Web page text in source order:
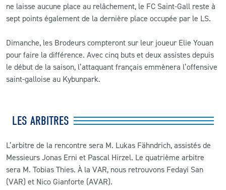
ne laisse aucune place au relâchement, le FC Saint-Gall reste à
sept points également de la dernière place occupée par le LS.
Dimanche, les Brodeurs compteront sur leur joueur Elie Youan
pour faire la différence. Avec cinq buts et deux assistes depuis
le début de la saison, l’attaquant français emmènera l’offensive
saint-galloise au Kybunpark.
LES ARBITRES
L’arbitre de la rencontre sera M. Lukas Fähndrich, assistés de
Messieurs Jonas Erni et Pascal Hirzel. Le quatrième arbitre
sera M. Tobias Thies. À la VAR, nous retrouvons Fedayi San
(VAR) et Nico Gianforte (AVAR).